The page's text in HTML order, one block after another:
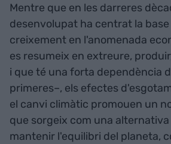
Mentre que en les darreres
desenvolupat ha centrat la base
creixement en l'anomenada
es resumeix en extreure,
i que té una forta dependència
primeres–, els efectes
el canvi climàtic promouen un
que sorgeix com una
mantenir l'equilibri del planeta,